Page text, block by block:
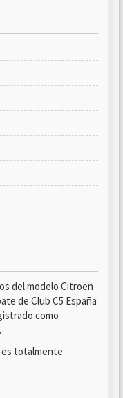
del modelo Citroën
de Club C5 España
como
es totalmente